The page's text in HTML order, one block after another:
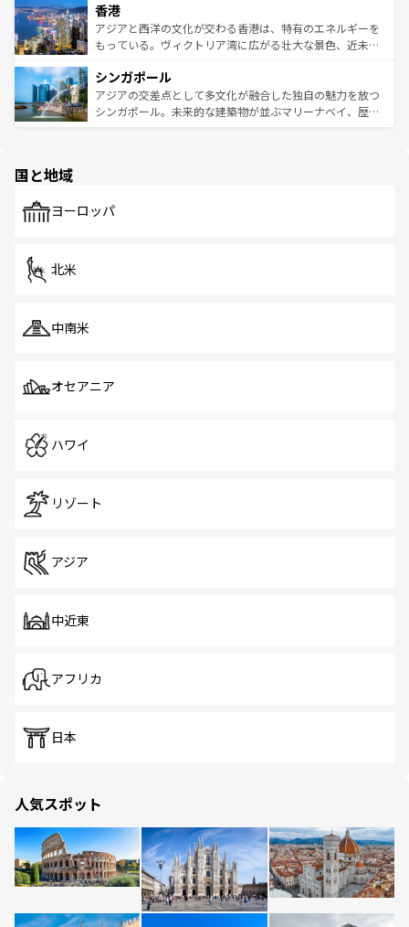
とつ。フォーやバインミー、ベトナムコーヒーなどは、ぜ
ひ現地で味わいたい。どの地域を訪れてもあたたかい人々
が旅行者を迎えてくれるので、きっと忘れられない旅にな
参照してほしい。
の活気が交差している。北部ではチェンマイなどの山岳地
帯で自然と触れ合い、南部ではプーケットやクラビの美し
いビーチでリゾート気分を楽しむことができる。タイ料理
激する。気候は一年中温暖で、どの季節にも異なる楽しみ
が待っている。親しみやすいタイの人々、仏教を中心とし
た文化、そして多様な観光資源が、訪れる旅人を魅了し続
香港
アジアと西洋の文化が交わる香港は、特有のエネルギーを
もっている。ヴィクトリア湾に広がる壮大な景色、近未来
み、どこを訪れても感動するはず。観光スポットが密集し
ており、効率よく見どころを回れるのも魅力。息をのむよ
うな絶景から文化的な体験まで、香港を存分に楽しみ尽く
シンガポール
アジアの交差点として多文化が融合した独自の魅力を放つ
シンガポール。未来的な建築物が並ぶマリーナベイ、歴史
で、ホーカーズは地元の風情を楽しめる外せないスポット
国と地域
ヨーロッパ
北米
中南米
オセアニア
ハワイ
リゾート
アジア
中近東
アフリカ
日本
人気スポット